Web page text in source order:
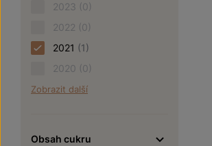
2023 (0)
2022 (0)
2021 (1)
2020 (0)
Zobrazit další
Obsah cukru